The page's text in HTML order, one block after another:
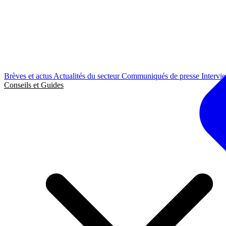
Brèves et actus Actualités du secteurCommuniqués de presse
Conseils et Guides